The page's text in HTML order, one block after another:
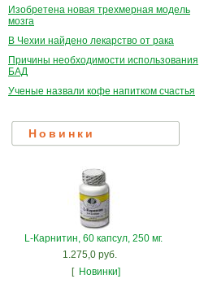
Изобретена новая трехмерная модель
мозга
В Чехии найдено лекарство от рака
Причины необходимости использования
БАД
Ученые назвали кофе напитком счастья
Новинки
L-Карнитин, 60 капсул, 250 мг.
1.275,0 руб.
[ Новинки]